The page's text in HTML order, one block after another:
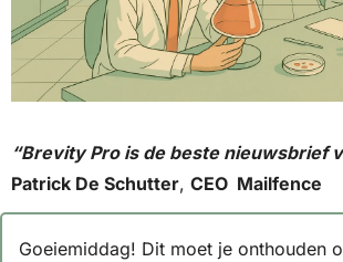
“Brevity Pro is de beste nieuwsbrief
Patrick De Schutter, CEO  Mailfence
Goeiemiddag! Dit moet je onthouden